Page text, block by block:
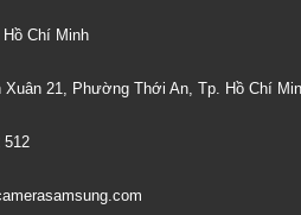
Hồ Chí Minh
Xuân 21, Phường Thới An, Tp. Hồ Chí
512